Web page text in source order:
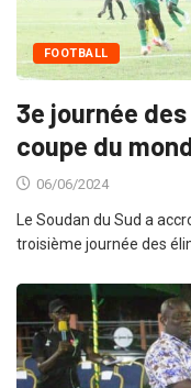
FOOTBALL
3e journée
coupe du
06/06/2024
Le Soudan du Sud a
troisième journée des